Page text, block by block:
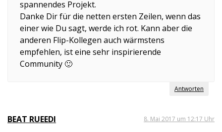
spannendes Projekt.
Danke Dir für die netten ersten Zeilen, wenn das
einer wie Du sagt, werde ich rot. Kann aber die
anderen Flip-Kollegen auch wärmstens
empfehlen, ist eine sehr inspirierende
Community 🙂
Antworten
BEAT RUEEDI 8. Mai 2017 um 12:17 Uhr